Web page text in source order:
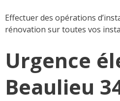
Effectuer des opérations
rénovation sur toutes vos
Urgence
Beaulieu